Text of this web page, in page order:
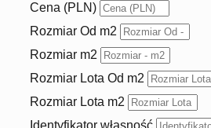
Cena (PLN)
Rozmiar Od m2
Rozmiar m2
Rozmiar Lota Od m2
Rozmiar Lota m2
Identyfikator własność